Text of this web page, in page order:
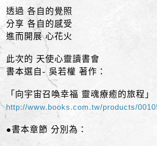
透過 各自的覺照
分享 各自的感受
進而開展 心花火
此次的 天使心靈讀書會
書本選自- 吳若權 著作：
「向宇宙召喚幸福 靈魂療癒的旅程」
http://www.books.com.tw/products/
●書本章節 分別為：